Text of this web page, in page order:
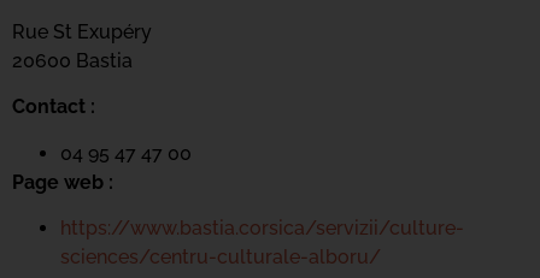
Rue St Exupéry
20600 Bastia
Contact :
04 95 47 47 00
Page web :
https://www.bastia.corsica/servizii/culture-
sciences/centru-culturale-alboru/